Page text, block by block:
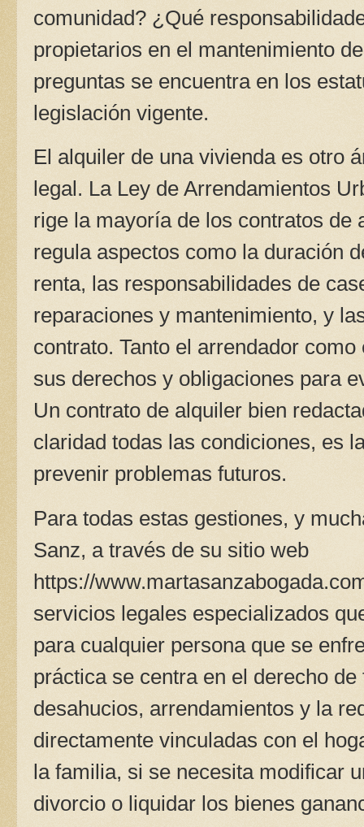
comunidad? ¿Qué
propietarios en el mantenimiento
preguntas se encuentra en los
legislación vigente.
El alquiler de una vivienda es otro
legal. La Ley de Arrendamientos
rige la mayoría de los contratos de
regula aspectos como la duración
renta, las responsabilidades de
reparaciones y mantenimiento, y
contrato. Tanto el arrendador
sus derechos y obligaciones para
Un contrato de alquiler bien
claridad todas las condiciones, es
prevenir problemas futuros.
Para todas estas gestiones, y
Sanz, a través de su sitio web
https://
servicios legales especializados
para cualquier persona que se
práctica se centra en el derecho
desahucios, arrendamientos y la
directamente vinculadas con el
la familia, si se necesita modificar
divorcio o liquidar los bienes